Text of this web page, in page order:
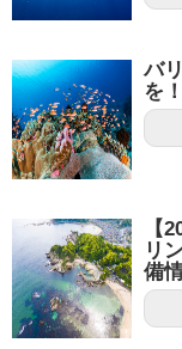
バ
を
【
リ
備